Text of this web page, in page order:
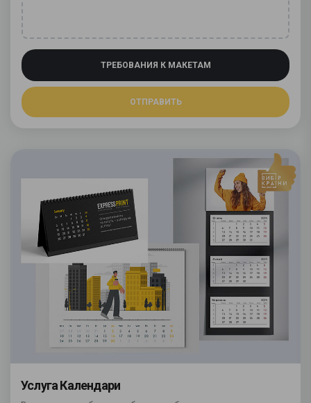
ТРЕБОВАНИЯ К МАКЕТАМ
ОТПРАВИТЬ
Услуга Календари